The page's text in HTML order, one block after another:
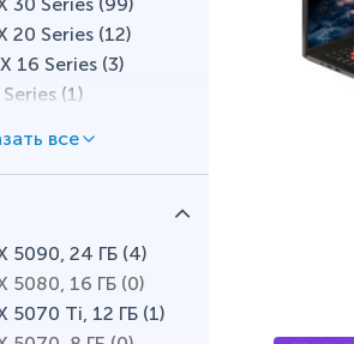
(0)
(0)
(0)
20 Series (12)
16 Series (3)
(1)
Series (
5090, 24 ГБ (4)
5080, 16 ГБ (0)
5070 Ti, 12 ГБ (1)